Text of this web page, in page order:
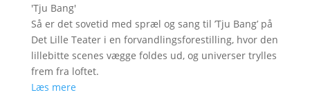
'Tju Bang'
Så er det sovetid med spræl og sang til ’Tju Bang’ på
Det Lille Teater i en forvandlingsforestilling, hvor den
lillebitte scenes vægge foldes ud, og universer trylles
frem fra loftet.
Læs mere